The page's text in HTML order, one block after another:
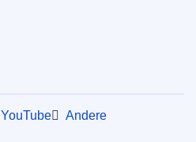
Alle Themen dieser Reihe zeigen
YouTube Andere